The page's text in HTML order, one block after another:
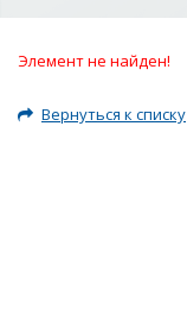
Элемент не найден!
Вернуться к списку